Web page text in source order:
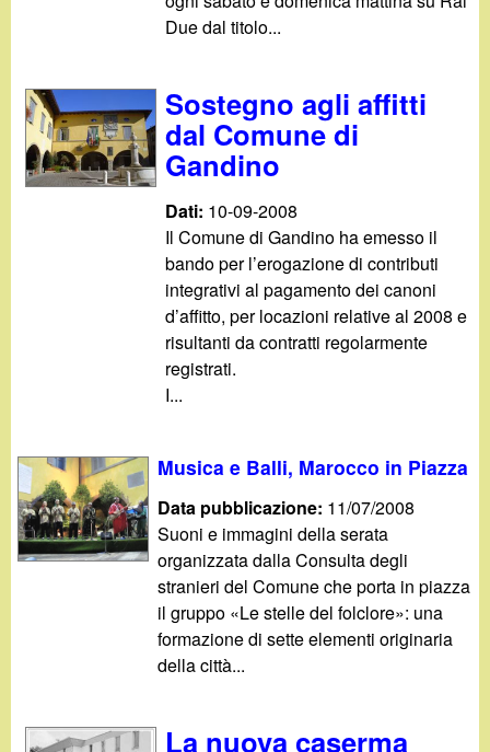
Due dal titolo...
Sostegno agli affitti
dal Comune di
Gandino
Dati: 10-09-2008
Il Comune di Gandino ha emesso il
bando per l’erogazione di contributi
integrativi al pagamento dei canoni
d’affitto, per locazioni relative al 2008 e
risultanti da contratti regolarmente
registrati.
I...
Musica e Balli, Marocco in Piazza
Data pubblicazione: 11/07/2008
Suoni e immagini della serata
organizzata dalla Consulta degli
stranieri del Comune che porta in piazza
il gruppo «Le stelle del folclore»: una
formazione di sette elementi originaria
della città...
La nuova caserma